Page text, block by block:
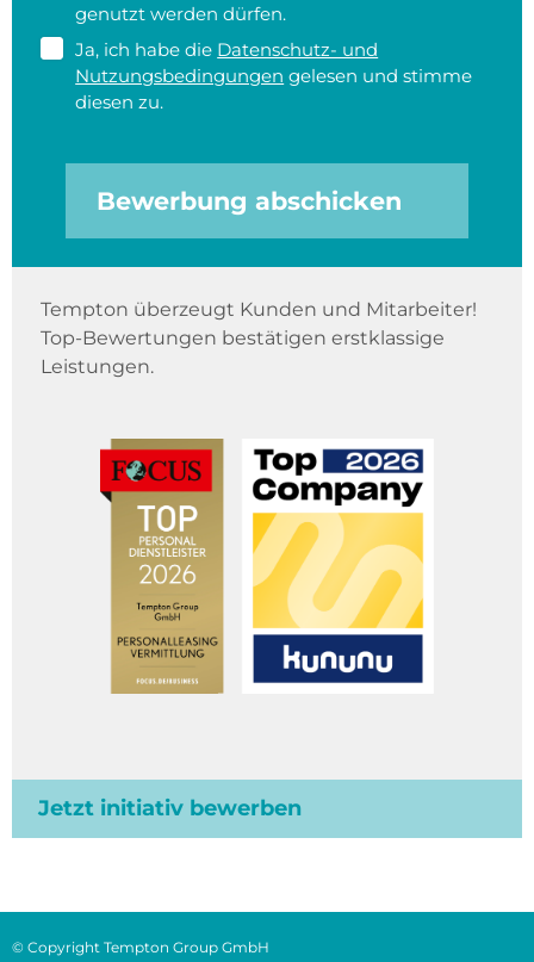
genutzt werden dürfen.
Ja, ich habe die Datenschutz- und
Nutzungsbedingungen gelesen und stimme
diesen zu.
Bewerbung abschicken
Tempton überzeugt Kunden und Mitarbeiter!
Top-Bewertungen bestätigen erstklassige
Leistungen.
Jetzt initiativ bewerben
© Copyright Tempton Group GmbH